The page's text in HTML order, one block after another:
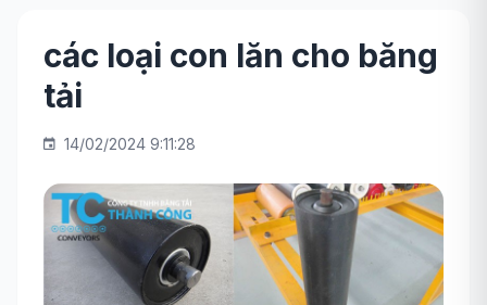
Trang chủ
con lăn cho băng tải
các loại con lăn cho băng
tải
14/02/2024 9:11:28